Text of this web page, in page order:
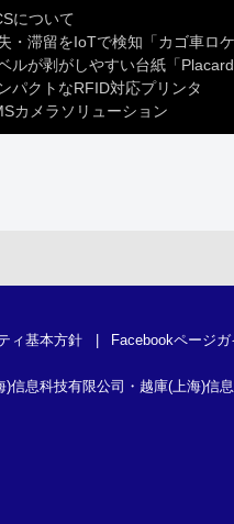
について
・滞留をIoTで検知「カゴ車ロケ
ルが剥がしやすい台紙「Placard
パクトなRFID対応プリンタ
カメラソリューション
ィ基本方針 Facebookページ
)信息科技有限公司・越庫(上海)信